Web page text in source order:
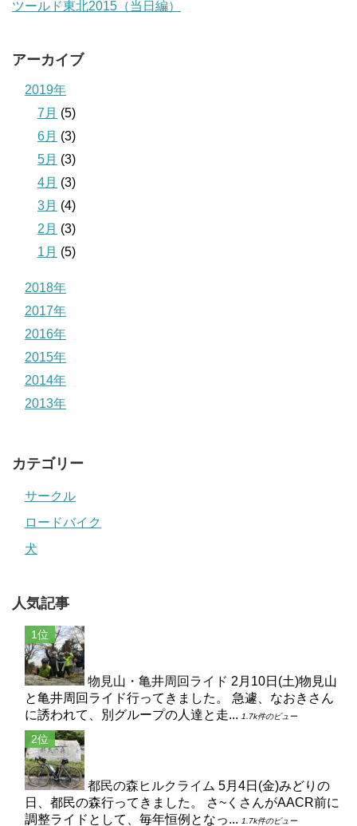
ツールド東北2015（当日編）
アーカイブ
2019年
7月 (5)
6月 (3)
5月 (3)
4月 (3)
3月 (4)
2月 (3)
1月 (5)
2018年
2017年
2016年
2015年
2014年
2013年
カテゴリー
サークル
ロードバイク
犬
人気記事
物見山・亀井周回ライド 2月10日(土)物見山
と亀井周回ライド行ってきました。 急遽、なおきさん
に誘われて、別グループの人達と走... 1.7k件のビュー
都民の森ヒルクライム 5月4日(金)みどりの
日、都民の森行ってきました。 さ~くさんがAACR前に
調整ライドとして、毎年恒例となっ... 1.7k件のビュー